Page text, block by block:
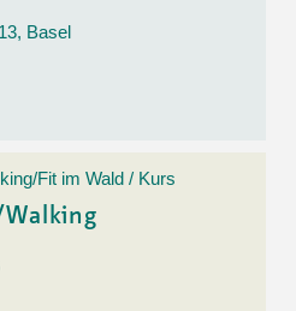
Basel
Fit im Wald / Kurs